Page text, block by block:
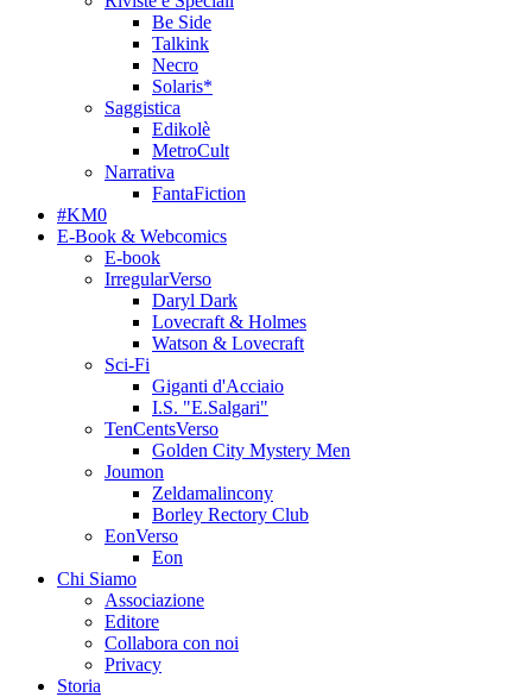
Be Side
Talkink
Necro
Solaris*
Saggistica
Edikolè
MetroCult
Narrativa
FantaFiction
#KM0
E-Book & Webcomics
E-book
IrregularVerso
Daryl Dark
Lovecraft & Holmes
Watson & Lovecraft
Sci-Fi
Giganti d'Acciaio
I.S. "E.Salgari"
TenCentsVerso
Golden City Mystery Men
Joumon
Zeldamalincony
Borley Rectory Club
EonVerso
Eon
Chi Siamo
Associazione
Editore
Collabora con noi
Privacy
Storia